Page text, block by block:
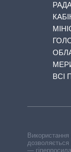
ВСІ
Використання
дозволяється
—